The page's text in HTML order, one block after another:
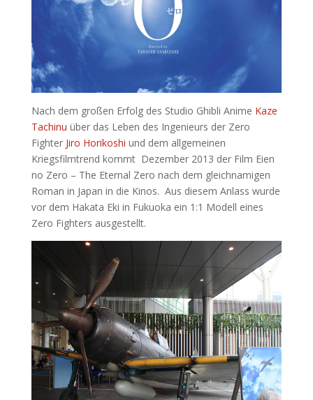
Nach dem großen Erfolg des Studio Ghibli Anime Kaze
Tachinu über das Leben des Ingenieurs der Zero
Fighter Jiro Horikoshi und dem allgemeinen
Kriegsfilmtrend kommt Dezember 2013 der Film Eien
no Zero – The Eternal Zero nach dem gleichnamigen
Roman in Japan in die Kinos. Aus diesem Anlass wurde
vor dem Hakata Eki in Fukuoka ein 1:1 Modell eines
Zero Fighters ausgestellt.